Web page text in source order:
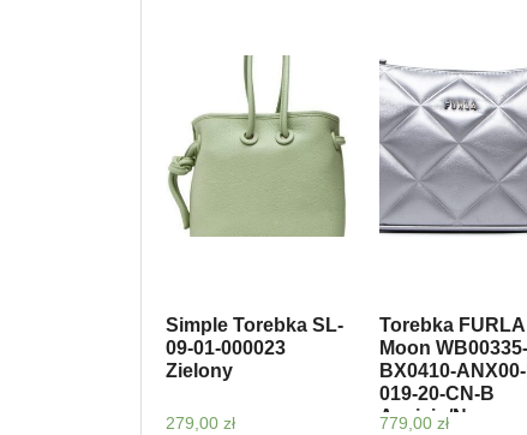
Simple Torebka SL-
09-01-000023
Zielony
279,00 zł
Torebka FURLA
Moon WB00335-
BX0410-
019-20-CN-B
Acciaio/Nero
779,00 zł